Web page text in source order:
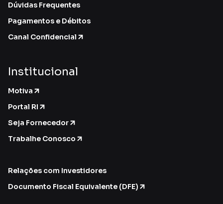
Dúvidas Frequentes
Pagamentos e Débitos
Canal Confidencial
Institucional
Motiva
Portal RI
Seja Fornecedor
Trabalhe Conosco
Relações com Investidores
Documento Fiscal Equivalente (DFE)